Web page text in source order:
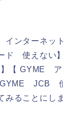
インターネッ
ド 使えない
【 GYME ア
JCB
みることにし